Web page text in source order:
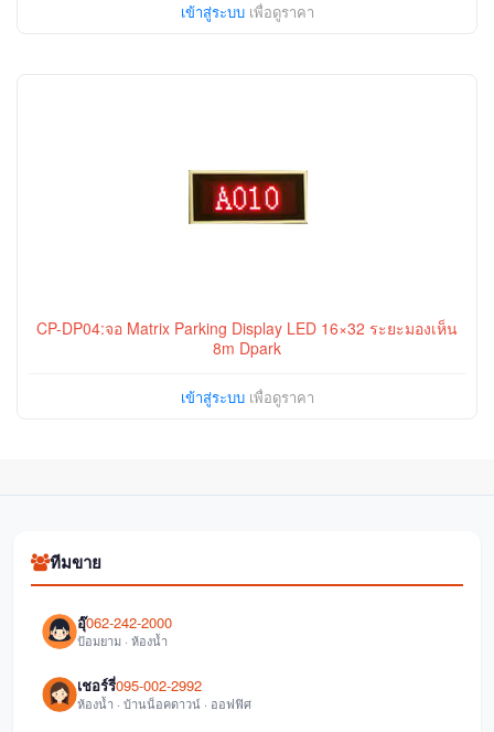
เข้าสู่ระบบเพื่อดูราคา
CP-DP04:จอ Matrix Parking Display LED 16×32 ระยะมองเห็น
8m Dpark
เข้าสู่ระบบเพื่อดูราคา
ทีมขาย
อุ๊062-242-2000
ป้อมยาม · ห้องน้ำ
เชอร์รี่095-002-2992
ห้องน้ำ · บ้านน็อคดาวน์ · ออฟฟิศ